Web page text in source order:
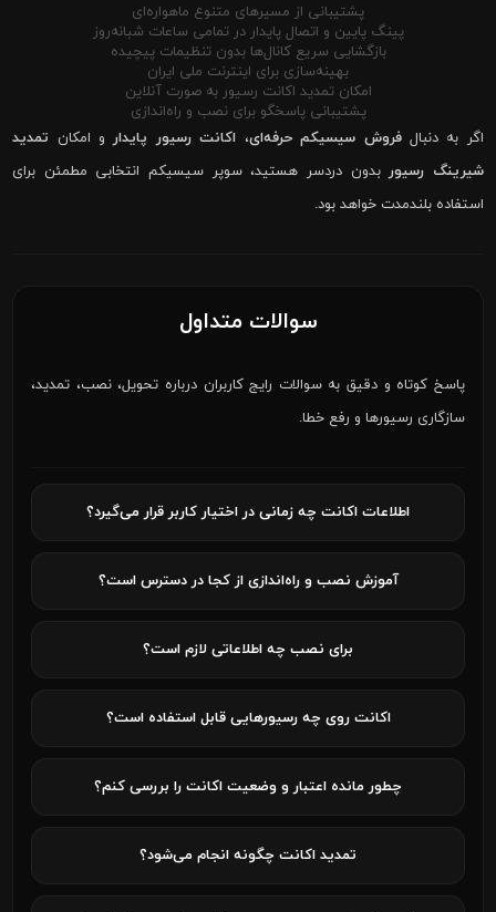
پشتیبانی از مسیرهای متنوع ماهواره‌ای
پینگ پایین و اتصال پایدار در تمامی ساعات شبانه‌روز
بازگشایی سریع کانال‌ها بدون تنظیمات پیچیده
بهینه‌سازی برای اینترنت ملی ایران
امکان تمدید اکانت رسیور به صورت آنلاین
پشتیبانی پاسخگو برای نصب و راه‌اندازی
اگر به دنبالفروش سیسیکم حرفه‌ای، اکانت رسیور پایدارو امکان تمدید
شیرینگ رسیوربدون دردسر هستید، سوپر سیسیکم انتخابی مطمئن برای
استفاده بلندمدت خواهد بود.
سوالات متداول
پاسخ کوتاه و دقیق به سوالات رایج کاربران درباره تحویل، نصب، تمدید،
سازگاری رسیورها و رفع خطا.
اطلاعات اکانت چه زمانی در اختیار کاربر قرار می‌گیرد؟
آموزش نصب و راه‌اندازی از کجا در دسترس است؟
برای نصب چه اطلاعاتی لازم است؟
اکانت روی چه رسیورهایی قابل استفاده است؟
چطور مانده اعتبار و وضعیت اکانت را بررسی کنم؟
تمدید اکانت چگونه انجام می‌شود؟